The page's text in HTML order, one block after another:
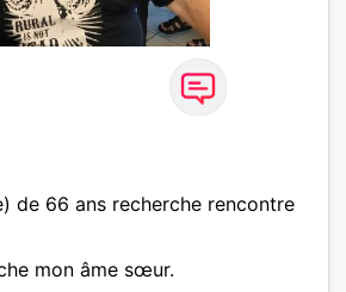
de 66 ans recherche rencontre
mon âme sœur.